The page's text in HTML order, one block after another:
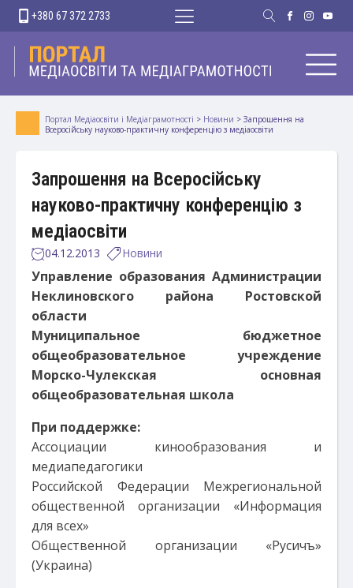
+380 67 372 2733
Портал Медіаосвіти і Медіаграмотності > Новини > Запрошення на
Всеросійську науково-практичну конференцію з медіаосвіти
Запрошення на Всеросійську
науково-практичну конференцію з
медіаосвіти
04.12.2013 Новини
Управление образования Администрации
Неклиновского района Ростовской
области
Муниципальное бюджетное
общеобразовательное учреждение
Морско-Чулекская основная
общеобразовательная школа
При поддержке:
Ассоциации кинообразования и
медиапедагогики
Российской Федерации Межрегиональной
общественной организации «Информация
для всех»
Общественной организации «Русичъ»
(Украина)